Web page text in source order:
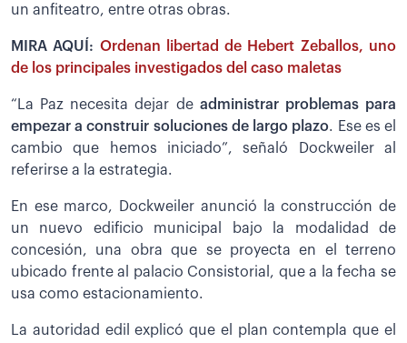
un anfiteatro, entre otras obras.
MIRA AQUÍ: Ordenan libertad de Hebert Zeballos, uno
de los principales investigados del caso maletas
“La Paz necesita dejar deadministrar problemas para
empezar a construir soluciones de largo plazo. Ese es el
cambio que hemos iniciado”, señaló Dockweiler al
referirse a la estrategia.
En ese marco, Dockweiler anunció la construcción de
un nuevo edificio municipal bajo la modalidad de
concesión, una obra que se proyecta en el terreno
ubicado frente al palacio Consistorial, que a la fecha se
usa como estacionamiento.
La autoridad edil explicó que el plan contempla que el